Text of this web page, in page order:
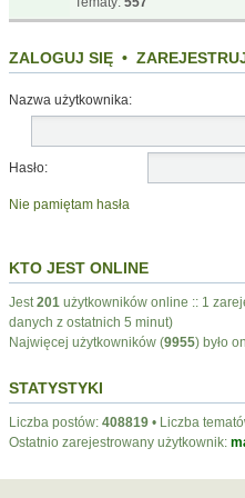
ZALOGUJ SIĘ •
Nazwa użytkownika:
Hasło:
Nie pamiętam hasła
KTO JEST ONLINE
Jest201 użytkowników online :: 1
danych z ostatnich 5 minut)
Najwięcej użytkowników (9955) było
STATYSTYKI
Liczba postów: 408819 • Liczba
Ostatnio zarejestrowany użytkownik: